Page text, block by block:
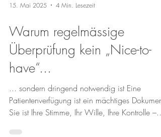
15. Mai 2025 4 Min. Lesezeit
Warum regelmässige
Überprüfung kein „Nice-to-
have“...
... sondern dringend notwendig ist Eine
Patientenverfügung ist ein mächtiges Dokument.
Sie ist Ihre Stimme, Ihr Wille, Ihre Kontrolle –...